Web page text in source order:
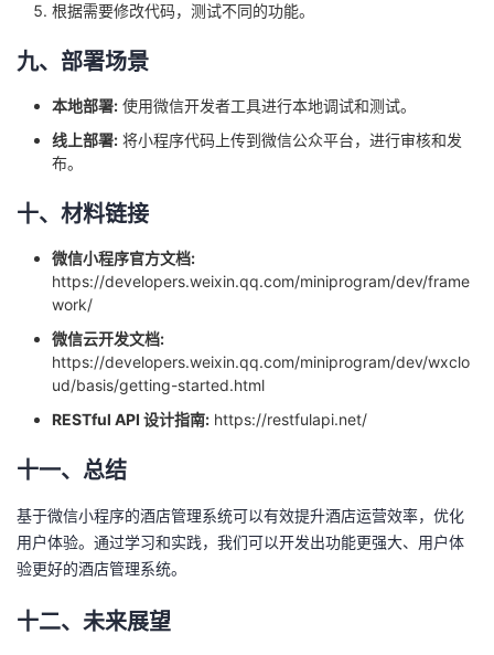
根据需要修改代码，测试不同的功能。
九、部署场景
本地部署: 使用微信开发者工具进行本地调试和测试。
线上部署: 将小程序代码上传到微信公众平台，进行审核和发
布。
十、材料链接
微信小程序官方文档:
https://developers.weixin.qq.com/miniprogram/dev/frame
work/
微信云开发文档:
https://developers.weixin.qq.com/miniprogram/dev/wxclo
ud/basis/getting-started.html
RESTful API 设计指南: https://restfulapi.net/
十一、总结
基于微信小程序的酒店管理系统可以有效提升酒店运营效率，优化
用户体验。通过学习和实践，我们可以开发出功能更强大、用户体
验更好的酒店管理系统。
十二、未来展望